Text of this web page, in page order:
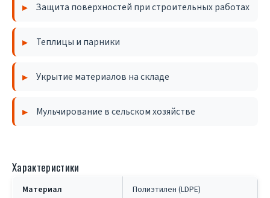
Защита поверхностей при строительных работах
Теплицы и парники
Укрытие материалов на складе
Мульчирование в сельском хозяйстве
Характеристики
Материал Полиэтилен (LDPE)